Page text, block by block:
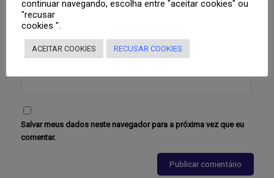
E-mail*
Salvar meus dados neste navegador para a próxima vez que eu
comentar.
continuar navegando, escolha entre "aceitar cookies" ou
"recusar
cookies ".
ACEITAR COOKIES RECUSAR COOKIES